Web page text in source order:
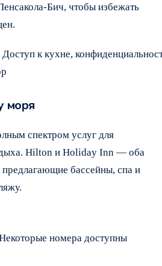
Бич, чтобы избежать
Доступ к кухне,
моря
спектром услуг для
Hilton и Holiday Inn — оба
бассейны, спа и
номера доступны